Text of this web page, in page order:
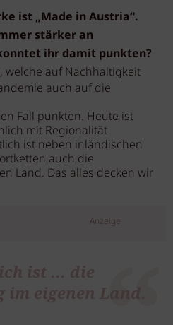
ist „Made in Austria“.
stärker an
ihr damit punkten?
auf Nachhaltigkeit
auch auf die
Fall punkten. Heute ist
mit Regionalität
ist neben inländischen
auch die
Land. Das alles decken wir
Anzeige